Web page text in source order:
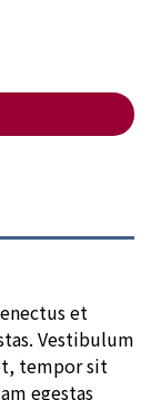
et
Vestibulum
tempor sit
egestas